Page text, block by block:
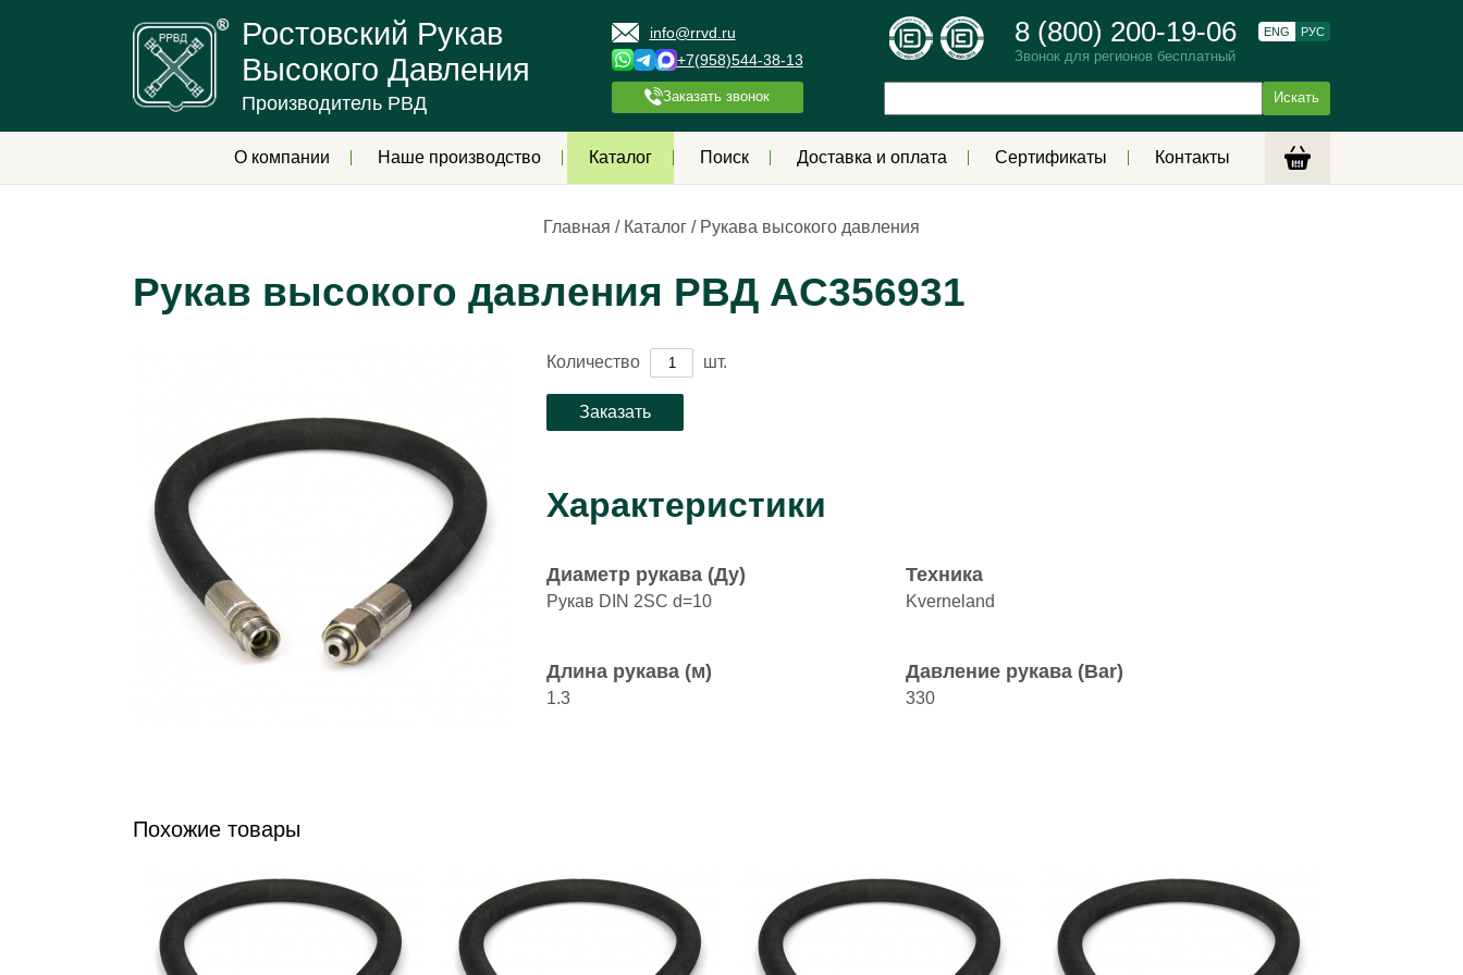
Ростовский Рукав
Высокого Давления
Производитель РВД
info@rrvd.ru
+7(958)544-38-13
Заказать звонок
8 (800) 200-19-06
Звонок для регионов бесплатный
ENG РУС
О компании Наше производство Каталог Поиск Доставка и оплата Сертификаты Контакты
Главная / Каталог / Рукава высокого давления
Рукав высокого давления РВД AС356931
Количество шт.
Характеристики
Диаметр рукава (Ду)
Рукав DIN 2SC d=10
Техника
Kverneland
Длина рукава (м)
1.3
Давление рукава (Bar)
330
Похожие товары